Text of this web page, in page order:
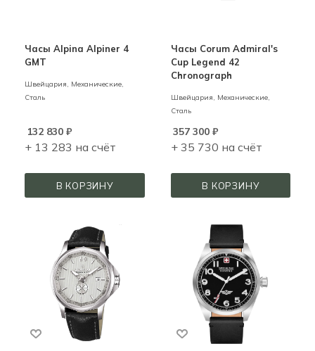
Часы Alpina Alpiner 4
GMT
Швейцария, Механические,
Сталь
132 830 ₽
+ 13 283 на счёт
В КОРЗИНУ
Часы Corum Admiral's
Cup Legend 42
Chronograph
Швейцария,
Механические,
Сталь
357 300₽
+ 35 730 на счёт
В КОРЗИНУ